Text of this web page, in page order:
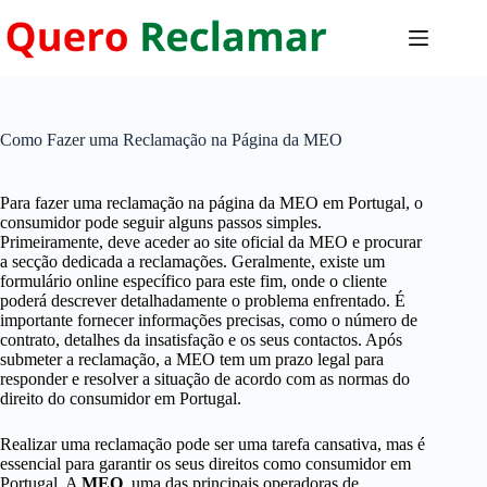
para
o
Como Fazer uma Reclamação na Página da MEO
Para fazer uma reclamação na página da MEO em Portugal, o
consumidor pode seguir alguns passos simples.
Primeiramente, deve aceder ao site oficial da MEO e procurar
a secção dedicada a reclamações. Geralmente, existe um
formulário online específico para este fim, onde o cliente
poderá descrever detalhadamente o problema enfrentado. É
importante fornecer informações precisas, como o número de
contrato, detalhes da insatisfação e os seus contactos. Após
submeter a reclamação, a MEO tem um prazo legal para
responder e resolver a situação de acordo com as normas do
direito do consumidor em Portugal.
Realizar uma reclamação pode ser uma tarefa cansativa, mas é
essencial para garantir os seus direitos como consumidor em
Portugal. A MEO , uma das principais operadoras de